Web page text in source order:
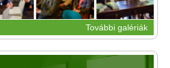
További galériák